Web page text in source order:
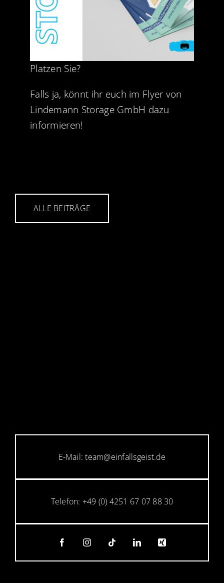
Platzen Sie?
Falls ja, könnt ihr euch im Flyer von
Lindemann Storage GmbH dazu
informieren!
ALLE BEITRÄGE
E-Mail: team@einfallsgeist.de
Telefon: +49 (0) 4251 67 07 88 30